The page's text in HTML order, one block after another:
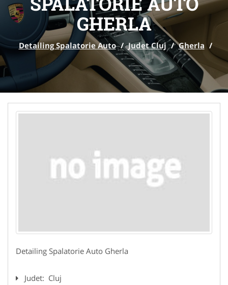
GHERLA
Detailing Spalatorie Auto / Judet Cluj / Gherla /
Detailing Spalatorie Auto Gherla
Judet: Cluj